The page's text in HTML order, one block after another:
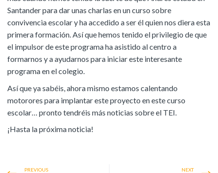
Santander para dar unas charlas en un curso sobre
convivencia escolar y ha accedido a ser él quien nos diera esta
primera formación. Así que hemos tenido el privilegio de que
el impulsor de este programa ha asistido al centro a
formarnos y a ayudarnos para iniciar este interesante
programa en el colegio.
Así que ya sabéis, ahora mismo estamos calentando
motorores para implantar este proyecto en este curso
escolar… pronto tendréis más noticias sobre el TEI.
¡Hasta la próxima noticia!
PREVIOUS NEXT